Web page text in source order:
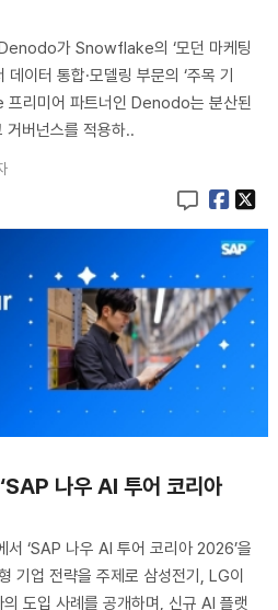
가 Snowflake의 ‘모던 마케팅
이터 통합·모델링 부문의 ‘주목 기
프리미어 파트너인 Denodo는 분산된
거버넌스를 적용하..
나우 AI 투어 코리아
‘SAP 나우 AI 투어 코리아 2026’을
기업 전략을 주제로 삼성전기, LG이
도입 사례를 공개하며, 신규 AI 플랫